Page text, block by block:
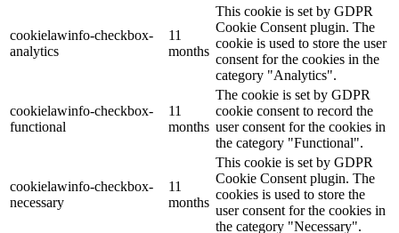
cookielawinfo-checkbox-
analytics
11
months
This cookie is set by GDPR
Cookie Consent plugin. The
cookie is used to store the user
consent for the cookies in the
category "Analytics".
cookielawinfo-checkbox-
functional
11
months
The cookie is set by GDPR
cookie consent to record the
user consent for the cookies in
the category "Functional".
cookielawinfo-checkbox-
necessary
11
months
This cookie is set by GDPR
Cookie Consent plugin. The
cookies is used to store the
user consent for the cookies in
the category "Necessary".